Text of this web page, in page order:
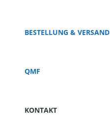
BESTELLUNG & VERSAND
QMF
KONTAKT